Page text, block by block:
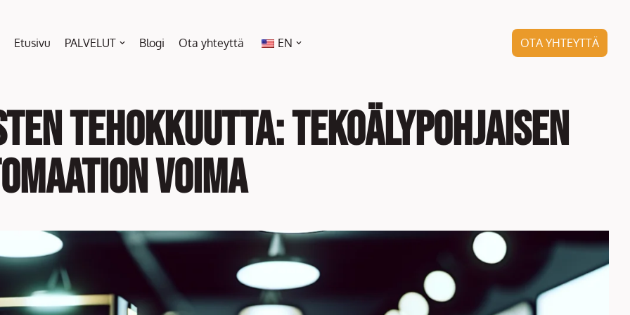
Etusivu PALVELUT Blogi Ota yhteyttä EN OTA YHTEYTTÄ
tehokkuutta: tekoälypohjaisen
voima